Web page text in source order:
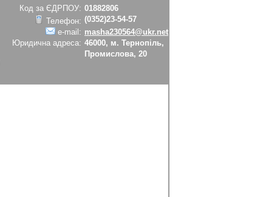
Код за ЄДРПОУ: 01882806
Телефон: (0352)23-54-57
e-mail: masha230564@ukr.net
Юридична адреса: 46000, м. Тернопіль,
Промислова, 20